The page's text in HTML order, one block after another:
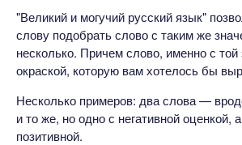
"Великий и могучий русский язык"
слову подобрать слово с таким же
несколько. Причем слово, именно с
окраской, которую вам хотелось бы
Несколько примеров: два слова —
и то же, но одно с негативной оценкой,
позитивной.